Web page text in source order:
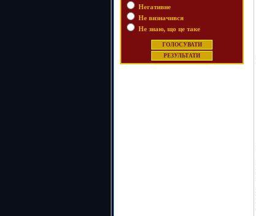
Негативне
Не визначився
Не знаю, що це таке